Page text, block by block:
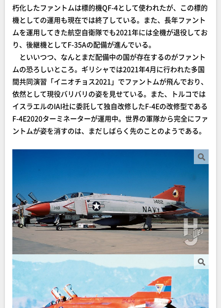
朽化したファントムは標的機QF-4として使われたが、この標的
機としての運用も現在では終了している。また、長年ファント
ムを運用してきた航空自衛隊でも2021年には全機が退役してお
り、後継機としてF-35Aの配備が進んでいる。
といいつつ、なんとまだ配備中の国が存在するのがファント
ムの恐ろしいところ。ギリシャでは2021年4月に行われた多国
間共同演習「イニオチョス2021」でファントムが飛んでおり、
依然として現役バリバリの姿を見せている。また、トルコでは
イスラエルのIAI社に委託して独自改修したF-4Eの改修型である
F-4E2020ターミネーターが運用中。世界の軍隊から完全にファ
ントムが姿を消すのは、まだしばらく先のことのようである。